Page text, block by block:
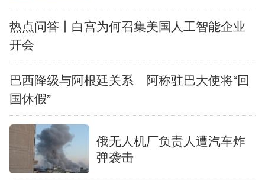
四川
陕西 甘肃 青海 宁夏
新疆
多语种频道
热点问答丨白宫为何召集美国人工智能企业
开会
巴西降级与阿根廷关系 阿称驻巴大使将“回
国休假”
俄无人机厂负责人遭汽车炸
弹袭击